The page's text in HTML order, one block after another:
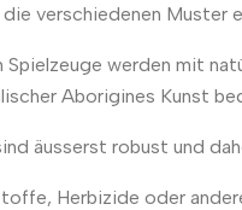
verschiedenen Muster
Spielzeuge werden mit
Aborigines Kunst
äusserst robust und
Herbizide oder